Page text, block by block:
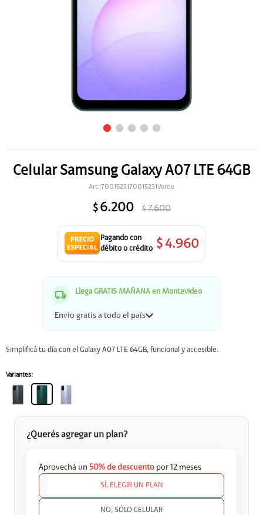
Celular Samsung Galaxy A07 LTE 64GB
7001523170015231Verde
$ 6.200 $ 7.600
$4.960
Llega GRATIS MAÑANA en Montevideo
Envío gratis a todo el país
Simplificá tu día con el Galaxy A07 LTE 64GB, funcional y accesible.
Variantes:
¿Querés agregar un plan?
Aprovechá un 50% de descuento por 12 meses
SÍ, ELEGIR UN PLAN
NO, SÓLO CELULAR
 